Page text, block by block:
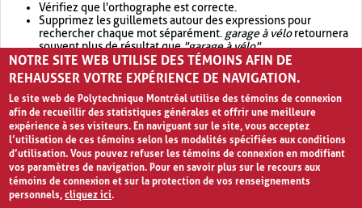
Vérifiez que l'orthographe est correcte.
Supprimez les guillemets autour des expressions pour
rechercher chaque mot séparément. garage à véloretournera
souvent plus de résultat que"garage à vélo".
Envisagez d'élargir votre recherche avec OR.garage OR vélo
retournera souvent plus de résultat quegarage à vélo
NOTRE SITE WEB UTILISE DES TÉMOINS AFIN DE
REHAUSSER VOTRE EXPÉRIENCE DE NAVIGATION.
Le site web de Polytechnique Montréal utilise des témoins de connexion
afin de recueillir des statistiques générales et offrir une meilleure
expérience à ses visiteurs. En naviguant sur le site, vous acceptez
l’utilisation de ces témoins selon les modalités spécifiées aux conditions
d’utilisation. Vous pouvez refuser les témoins de connexion en modifiant
vos paramètres de navigation. Pour en savoir plus sur le recours aux
témoins de connexion et sur la protection de vos renseignements
personnels,cliquez ici.